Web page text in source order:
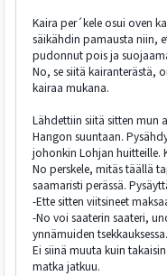
Kaira per´kele osui oven
säikähdin pamausta niin,
pudonnut pois ja
No, se siitä kairanterästä,
kairaa mukana.
Lähdettiin siitä sitten mun
Hangon suuntaan.
johonkin Lohjan huitteille.
No perskele, mitäs täällä
saamaristi perässä.
-Ette sitten viitsineet
-No voi saaterin saateri,
ynnämuiden tsekkauksessa.
Ei siinä muuta kuin
matka jatkuu.